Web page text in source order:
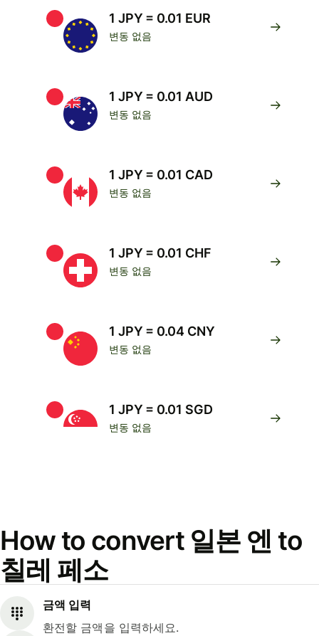
1 JPY = 0.01 EUR
변동 없음
1 JPY = 0.01 AUD
변동 없음
1 JPY = 0.01 CAD
변동 없음
1 JPY = 0.01 CHF
변동 없음
1 JPY = 0.04 CNY
변동 없음
1 JPY = 0.01 SGD
변동 없음
How to convert 일본 엔 to
칠레 페소
금액 입력
환전할 금액을 입력하세요.